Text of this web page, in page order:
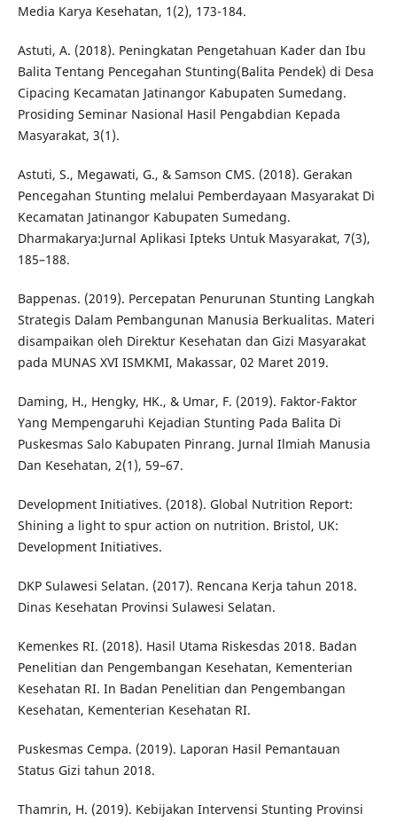
Media Karya Kesehatan, 1(2), 173-184.
Astuti, A. (2018). Peningkatan Pengetahuan Kader dan Ibu
Balita Tentang Pencegahan Stunting(Balita Pendek) di Desa
Cipacing Kecamatan Jatinangor Kabupaten Sumedang.
Prosiding Seminar Nasional Hasil Pengabdian Kepada
Masyarakat, 3(1).
Astuti, S., Megawati, G., & Samson CMS. (2018). Gerakan
Pencegahan Stunting melalui Pemberdayaan Masyarakat Di
Kecamatan Jatinangor Kabupaten Sumedang.
Dharmakarya:Jurnal Aplikasi Ipteks Untuk Masyarakat, 7(3),
185–188.
Bappenas. (2019). Percepatan Penurunan Stunting Langkah
Strategis Dalam Pembangunan Manusia Berkualitas. Materi
disampaikan oleh Direktur Kesehatan dan Gizi Masyarakat
pada MUNAS XVI ISMKMI, Makassar, 02 Maret 2019.
Daming, H., Hengky, HK., & Umar, F. (2019). Faktor-Faktor
Yang Mempengaruhi Kejadian Stunting Pada Balita Di
Puskesmas Salo Kabupaten Pinrang. Jurnal Ilmiah Manusia
Dan Kesehatan, 2(1), 59–67.
Development Initiatives. (2018). Global Nutrition Report:
Shining a light to spur action on nutrition. Bristol, UK:
Development Initiatives.
DKP Sulawesi Selatan. (2017). Rencana Kerja tahun 2018.
Dinas Kesehatan Provinsi Sulawesi Selatan.
Kemenkes RI. (2018). Hasil Utama Riskesdas 2018. Badan
Penelitian dan Pengembangan Kesehatan, Kementerian
Kesehatan RI. In Badan Penelitian dan Pengembangan
Kesehatan, Kementerian Kesehatan RI.
Puskesmas Cempa. (2019). Laporan Hasil Pemantauan
Status Gizi tahun 2018.
Thamrin, H. (2019). Kebijakan Intervensi Stunting Provinsi